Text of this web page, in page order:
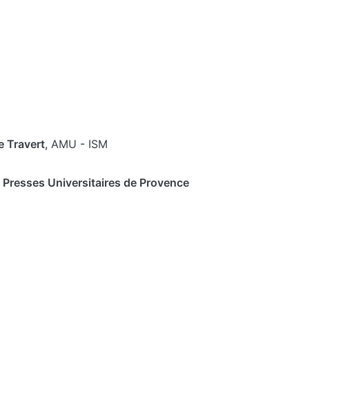
Travert, AMU - ISM
Presses Universitaires de Provence